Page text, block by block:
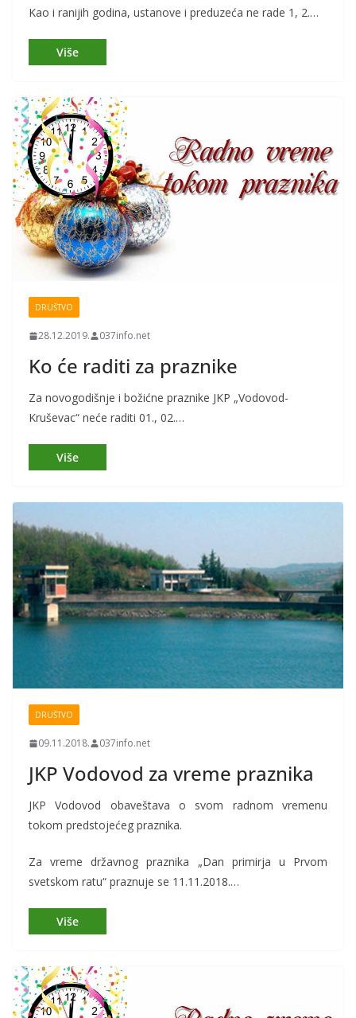
Kao i ranijih godina, ustanove i preduzeća ne rade 1, 2.…
DRUŠTVO
28.12.2019. 037info.net
Ko će raditi za praznike
Za novogodišnje i božićne praznike JKP „Vodovod-
Kruševac“ neće raditi 01., 02.…
DRUŠTVO
09.11.2018. 037info.net
JKP Vodovod za vreme praznika
JKP Vodovod obaveštava o svom radnom vremenu
tokom predstojećeg praznika.
Za vreme državnog praznika „Dan primirja u Prvom
svetskom ratu“ praznuje se 11.11.2018.…